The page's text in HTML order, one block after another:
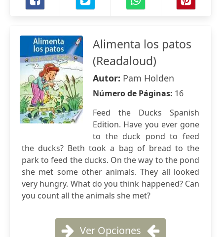
Alimenta los patos
(Readaloud)
Autor: Pam Holden
Número de Páginas: 16
Feed the Ducks Spanish
Edition. Have you ever gone
to the duck pond to feed
the ducks? Beth took a bag of bread to the
park to feed the ducks. On the way to the pond
she met some other animals. They all looked
very hungry. What do you think happened? Can
you count all the animals she met?
Ver Opciones